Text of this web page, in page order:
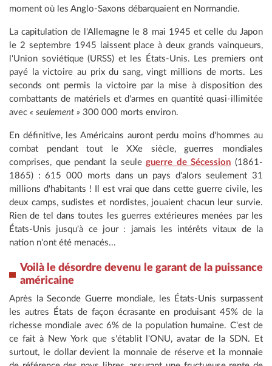
moment où les Anglo-Saxons débarquaient en Normandie.
La capitulation de l'Allemagne le 8 mai 1945 et celle du Japon
le 2 septembre 1945 laissent place à deux grands vainqueurs,
l'Union soviétique (URSS) et les États-Unis. Les premiers ont
payé la victoire au prix du sang, vingt millions de morts. Les
seconds ont permis la victoire par la mise à disposition des
combattants de matériels et d'armes en quantité quasi-illimitée
avec « seulement » 300 000 morts environ.
En définitive, les Américains auront perdu moins d'hommes au
combat pendant tout le XXe siècle, guerres mondiales
comprises, que pendant la seuleguerre de Sécession (1861-
1865) : 615 000 morts dans un pays d'alors seulement 31
millions d'habitants ! Il est vrai que dans cette guerre civile, les
deux camps, sudistes et nordistes, jouaient chacun leur survie.
Rien de tel dans toutes les guerres extérieures menées par les
États-Unis jusqu'à ce jour : jamais les intérêts vitaux de la
nation n'ont été menacés...
Voilà le désordre devenu le garant de la puissance
américaine
Après la Seconde Guerre mondiale, les États-Unis surpassent
les autres États de façon écrasante en produisant 45% de la
richesse mondiale avec 6% de la population humaine. C'est de
ce fait à New York que s'établit l'ONU, avatar de la SDN. Et
surtout, le dollar devient la monnaie de réserve et la monnaie